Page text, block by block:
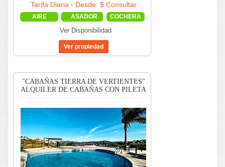
Tarifa Diaria - Desde: $ Consultar
AIRE ASADOR COCHERA
Ver Disponibilidad
"CABAÑAS TIERRA DE VERTIENTES"
ALQUILER DE CABAÑAS CON PILETA